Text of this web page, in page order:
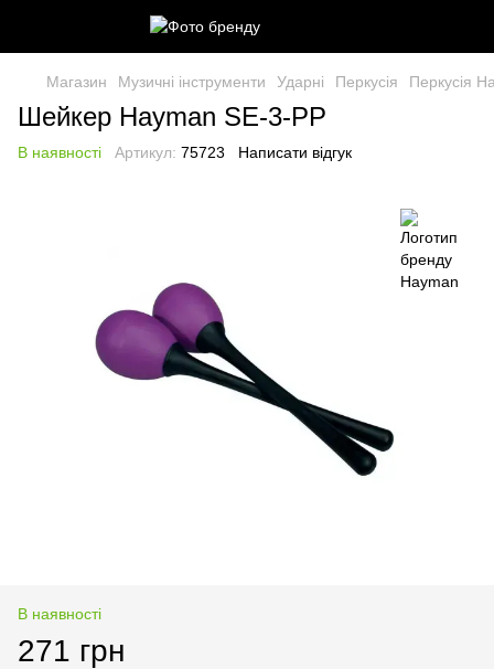
Магазин Музичні інструменти Ударні Перкусія Перкусія
Шейкер Hayman SE-3-PP
В наявності Артикул: 75723 Написати відгук
В наявності
271 грн